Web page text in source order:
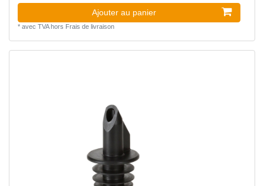
Ajouter au panier
* avec TVAhors Frais de livraison